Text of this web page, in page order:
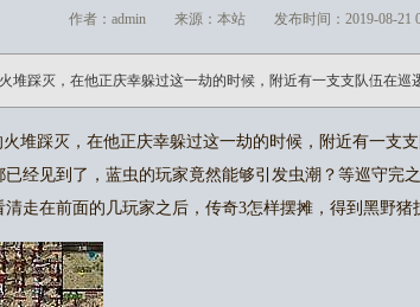
作者：admin 来源：本站 发布时间：2019-08-21
堆踩灭，在他正庆幸躲过这一劫的时候，附近有一支支队伍在
堆踩灭，在他正庆幸躲过这一劫的时候，附近有一支
经见到了，蓝虫的玩家竟然能够引发虫潮？等巡守完
走在前面的几玩家之后，传奇3怎样摆摊，得到黑野猪